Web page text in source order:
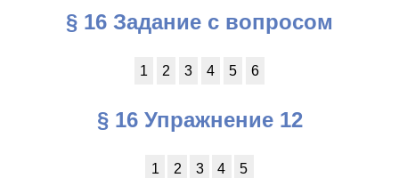
§ 16 Задание с вопросом
1 2 3 4 5 6
§ 16 Упражнение 12
1 2 3 4 5